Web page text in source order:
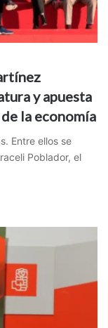
y apuesta
la economía
Entre ellos se
Poblador, el